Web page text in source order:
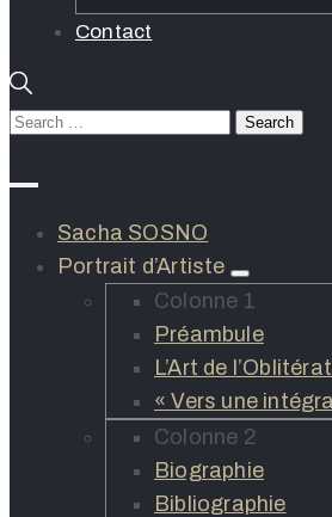
Contact
Sacha SOSNO
Portrait d’Artiste
Colonne 1
Préambule
L’Art de
« Vers une
Colonne 2
Biographie
Bibliographie